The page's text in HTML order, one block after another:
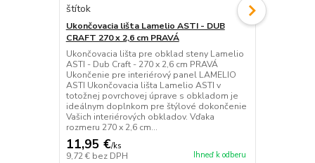
Ukončovacia lišta Lamelio ASTI - DUB
CRAFT 270 x 2,6 cm PRAVÁ
Ukončovacia lišta pre obklad steny Lamelio
ASTI - Dub Craft - 270 x 2,6 cm PRAVÁ
Ukončenie pre interiérový panel LAMELIO
ASTI Ukončovacia lišta Lamelio ASTI v
totožnej povrchovej úprave s obkladom je
ideálnym doplnkom pre štýlové dokončenie
Vašich interiérových obkladov. Vďaka
rozmeru 270 x 2,6 cm...
11,95 €/ks
9,72 € bez DPH Ihneď k odberu